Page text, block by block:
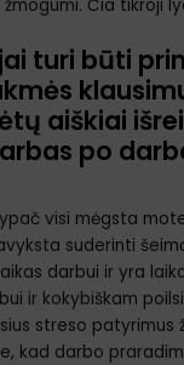
Čia tikroji
turi būti
aiškiai
po
visi mėgsta
suderinti
darbui ir yra
ir kokybiškam
streso patyrimus
kad darbo